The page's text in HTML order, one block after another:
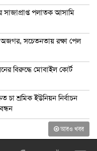
সাজাপ্রাপ্ত পলাতক আসামি
অজগর, সচেতনতায় রক্ষা পেল
বিরুদ্ধে মোবাইল কোর্ট
চা শ্রমিক ইউনিয়ন নির্বাচন
আরও খবর